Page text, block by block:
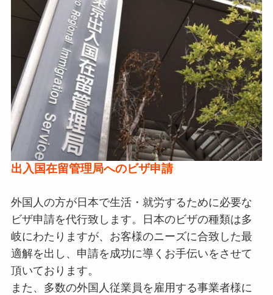
出入国在留管理局へのビザ申請
外国人の方が日本で生活・就労するために必要な
ビザ申請を代行致します。日本のビザの種類は多
岐にわたりますが、お客様のニーズに合致した最
適解を出し、申請を成功に導くお手伝いをさせて
頂いております。
また、多数の外国人従業員を雇用する事業者様に